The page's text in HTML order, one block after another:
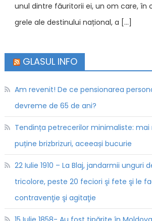
unul dintre făuritorii ei, un om care, în
grele ale destinului național, a […]
GLASUL INFO
Am revenit! De ce pensionarea
devreme de 65 de ani?
Tendința petrecerilor minimaliste:
puține brizbrizuri, aceeași bucurie
22 Iulie 1910 – La Blaj, jandarmii unguri
tricolore, peste 20 feciori şi fete şi le
contravenţie şi agitaţie